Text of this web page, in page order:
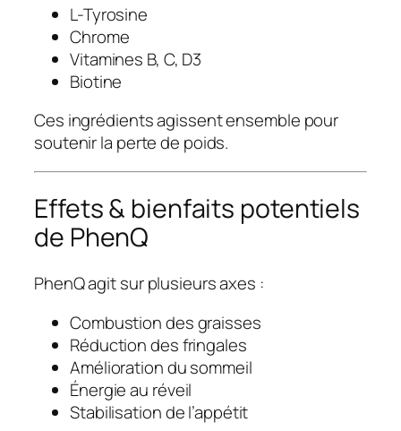
L-Tyrosine
Chrome
Vitamines B, C, D3
Biotine
Ces ingrédients agissent ensemble pour
soutenir la perte de poids.
Effets & bienfaits potentiels
de PhenQ
PhenQ agit sur plusieurs axes :
Combustion des graisses
Réduction des fringales
Amélioration du sommeil
Énergie au réveil
Stabilisation de l’appétit